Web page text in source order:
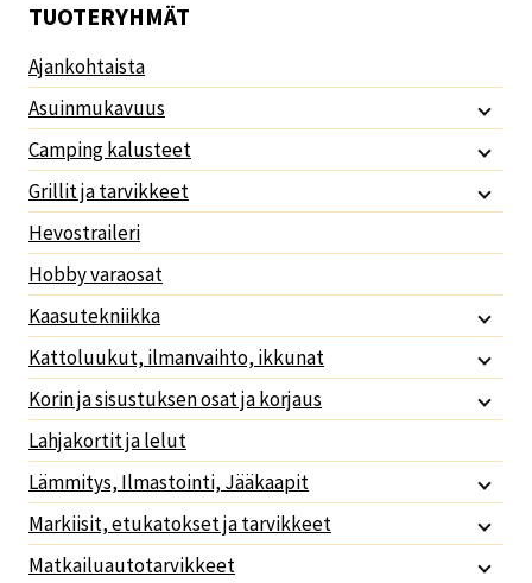
TUOTERYHMÄT
Ajankohtaista
Asuinmukavuus
Camping kalusteet
Grillit ja tarvikkeet
Hevostraileri
Hobby varaosat
Kaasutekniikka
Kattoluukut, ilmanvaihto, ikkunat
Korin ja sisustuksen osat ja korjaus
Lahjakortit ja lelut
Lämmitys, Ilmastointi, Jääkaapit
Markiisit, etukatokset ja tarvikkeet
Matkailuautotarvikkeet